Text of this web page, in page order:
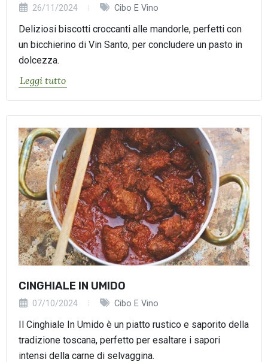
26/11/2024 Cibo E Vino
Deliziosi biscotti croccanti alle mandorle, perfetti con
un bicchierino di Vin Santo, per concludere un pasto in
dolcezza.
Leggi tutto
CINGHIALE IN UMIDO
07/10/2024 Cibo E Vino
Il Cinghiale In Umido è un piatto rustico e saporito della
tradizione toscana, perfetto per esaltare i sapori
intensi della carne di selvaggina.